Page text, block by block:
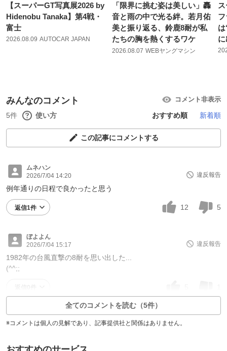
【スーパーGT写真展2026 by
Hidenobu Tanaka】第4戦・
富士
2026.08.09 AUTOCAR JAPAN
「限界に挑む姿は美しい」轟
音と雨の中で光る絆。若月佑
美と振り返る、鈴鹿8耐が私
たちの胸を熱くするワケ
2026.08.07 WEBヤングマシン
みんなのコメント コメント非表示
5件 使い方 おすすめ順 新着順
この記事にコメントする
ムネハン
2026/7/04 14:20
違反報告
例年通りの日程で良かったと思う
返信1件 12 5
ぼよよん
2026/7/04 15:17
違反報告
1982年の台風直撃の8耐を思い出した...
(^^;;
全てのコメントを読む（5件）
※コメントは個人の見解であり、記事提供社と関係はありません。